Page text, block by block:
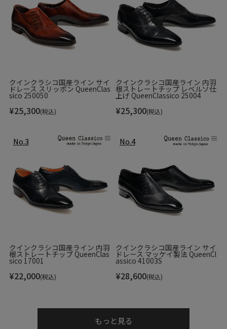
クインクラシコ国産ライン サイ
ドレース スリッポン QueenClas
sico 250050
¥25,300(税込)
クインクラシコ国産ライン 内羽
根ストレートチップ レベルソ仕
上げ QueenClassico 25004
¥25,300(税込)
クインクラシコ国産ライン 内羽
根ストレートチップ QueenClas
sico 17001
¥22,000(税込)
クインクラシコ国産ライン サイ
ドレース マッケイ製法 QueenCl
assico 41003S
¥28,600(税込)
もっと見る